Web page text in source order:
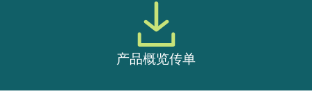
产品概览传单